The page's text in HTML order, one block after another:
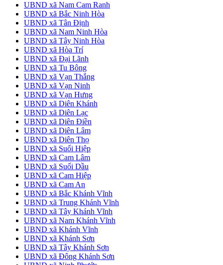
UBND xã Nam Cam Ranh
UBND xã Bắc Ninh Hòa
UBND xã Tân Định
UBND xã Nam Ninh Hòa
UBND xã Tây Ninh Hòa
UBND xã Hòa Trí
UBND xã Đại Lãnh
UBND xã Tu Bông
UBND xã Vạn Thắng
UBND xã Vạn Ninh
UBND xã Vạn Hưng
UBND xã Diên Khánh
UBND xã Diên Lạc
UBND xã Diên Điền
UBND xã Diên Lâm
UBND xã Diên Thọ
UBND xã Suối Hiệp
UBND xã Cam Lâm
UBND xã Suối Dầu
UBND xã Cam Hiệp
UBND xã Cam An
UBND xã Bắc Khánh Vĩnh
UBND xã Trung Khánh Vĩnh
UBND xã Tây Khánh Vĩnh
UBND xã Nam Khánh Vĩnh
UBND xã Khánh Vĩnh
UBND xã Khánh Sơn
UBND xã Tây Khánh Sơn
UBND xã Đông Khánh Sơn